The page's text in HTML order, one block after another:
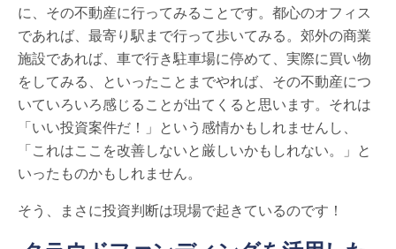
に、その不動産に行ってみることです。都心のオフィス
であれば、最寄り駅まで行って歩いてみる。郊外の商業
施設であれば、車で行き駐車場に停めて、実際に買い物
をしてみる、といったことまでやれば、その不動産につ
いていろいろ感じることが出てくると思います。それは
「いい投資案件だ！」という感情かもしれませんし、
「これはここを改善しないと厳しいかもしれない。」と
いったものかもしれません。
そう、まさに投資判断は現場で起きているのです！